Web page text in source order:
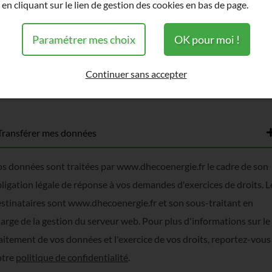
mes données
données sont traitées par www.dhecoenergie.fr le cadre de son
légale de réponse à vos demandes d'exercices de droits.
sont www.dhecoenergie.fr et son sous-traitant en
de la gestion du serveur web. Pour plus d'informations sur le
de vos données et l'exercice de vos droits, reportez-vous
politique de confidentialité.
en cliquant sur le lien de gestion des cookies en bas de page.
Paramétrer mes choix OK pour moi !
Continuer sans accepter